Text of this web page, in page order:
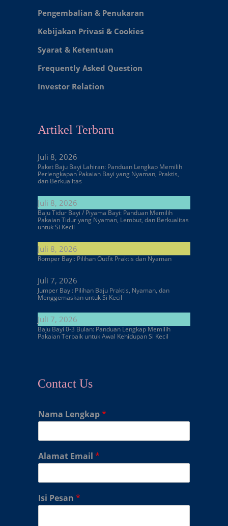
Pengembalian & Penukaran
Kebijakan Privasi & Cookies
Syarat & Ketentuan
Frequently Asked Question
Investor Relation
Artikel Terbaru
Juli 8, 2026
Paket Baju Bayi Lahiran: Panduan Lengkap Memilih
Perlengkapan Pakaian Bayi yang Nyaman, Praktis,
dan Berkualitas
Juli 8, 2026
Baju Tidur Bayi / Piyama Bayi: Panduan Memilih
Pakaian Tidur yang Nyaman, Lembut, dan Berkualitas
untuk Si Kecil
Juli 8, 2026
Romper Bayi: Pilihan Outfit Praktis dan Nyaman
Juli 7, 2026
Jumper Bayi: Pilihan Baju Praktis, Nyaman, dan
Menggemaskan untuk Si Kecil
Juli 7, 2026
Baju Bayi 0-3 Bulan: Panduan Lengkap Memilih
Pakaian Terbaik untuk Awal Kehidupan Si Kecil
Contact Us
Nama Lengkap*
Alamat Email *
Isi Pesan *